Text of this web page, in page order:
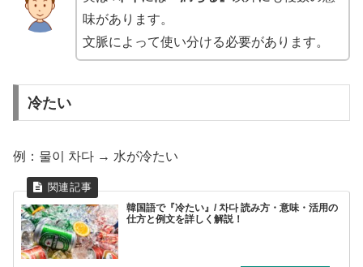
味があります。
文脈によって使い分ける必要があります。
冷たい
例：물이 차다 → 水が冷たい
韓国語で『冷たい』/ 차다 読み方・意味・活用の
仕方と例文を詳しく解説！